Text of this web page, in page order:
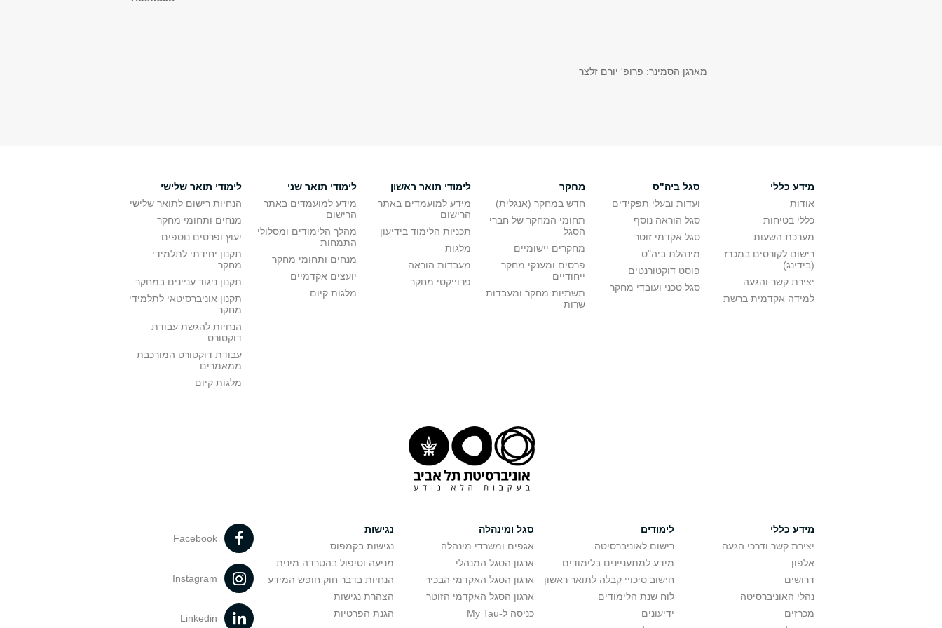
מארגן הסמינר: פרופ' יורם זלצר
מידע כללי
אודות
כללי בטיחות
מערכת השעות
רישום לקורסים במכרז
(בידינג)
יצירת קשר והגעה
למידה אקדמית ברשת
סגל ביה"ס
ועדות ובעלי תפקידים
סגל הוראה נוסף
סגל אקדמי זוטר
מינהלת ביה"ס
פוסט דוקטורנטים
סגל טכני ועובדי מחקר
מחקר
חדש במחקר (אנגלית)
תחומי המחקר של חברי
הסגל
מחקרים יישומיים
פרסים ומענקי מחקר
ייחודיים
תשתיות מחקר ומעבדות
שרות
לימודי תואר ראשון
מידע למועמדים באתר
הרישום
תכניות הלימוד בידיעון
מלגות
מעבדות הוראה
פרוייקטי מחקר
לימודי תואר שני
מידע למועמדים באתר
הרישום
מהלך הלימודים ומסלולי
התמחות
מנחים ותחומי מחקר
יועצים אקדמיים
מלגות קיום
לימודי תואר שלישי
הנחיות רישום לתואר שלישי
מנחים ותחומי מחקר
יעוץ ופרטים נוספים
תקנון יחידתי לתלמידי
מחקר
תקנון ניגוד עניינים במחקר
תקנון אוניברסיטאי לתלמידי
מחקר
הנחיות להגשת עבודת
דוקטורט
עבודת דוקטורט המורכבת
ממאמרים
מלגות קיום
מידע כללי
יצירת קשר ודרכי הגעה
אלפון
דרושים
נהלי האוניברסיטה
מכרזים
לימודים
רישום לאוניברסיטה
מידע למתעניינים בלימודים
חישוב סיכויי קבלה לתואר ראשון
לוח שנת הלימודים
ידיעונים
סגל ומינהלה
אגפים ומשרדי מינהלה
ארגון הסגל המנהלי
ארגון הסגל האקדמי הבכיר
ארגון הסגל האקדמי הזוטר
כניסה ל-My Tau
נגישות
נגישות בקמפוס
מניעה וטיפול בהטרדה מינית
הנחיות בדבר חוק חופש המידע
הצהרת נגישות
הגנת הפרטיות
Facebook
Instagram
Linkedin